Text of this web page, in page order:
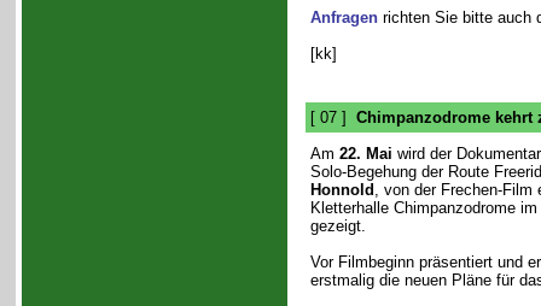
Anfragenrichten Sie bitte auch
[kk]
[ 07 ] Chimpanzodrome kehrt
Am 22. Mai wird der
Solo-Begehung der Route
Honnold , von der Frechen-Film
Kletterhalle Chimpanzodrome
gezeigt.
Vor Filmbeginn präsentiert und
erstmalig die neuen Pläne für